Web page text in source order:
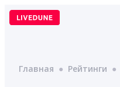
Перейти
Главная ● Рейтинги ●